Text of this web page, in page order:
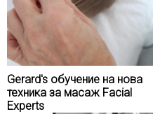
Gerard's обучение на нова
техника за масаж Facial
Experts